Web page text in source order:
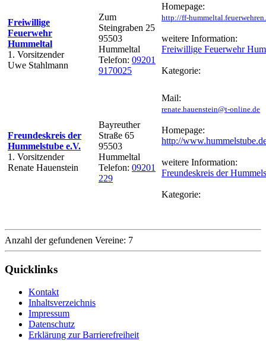
Freiwillige
Feuerwehr
Hummeltal
1. Vorsitzender
Uwe Stahlmann
Zum
Steingraben 25
95503
Hummeltal
Telefon: 09201
9170025
Homepage:
http://ff-
weitere Information:
Freiwillige Feuerwehr
Kategorie:
Freundeskreis der
Hummelstube e.V.
1. Vorsitzender
Renate Hauenstein
Bayreuther
Straße 65
95503
Hummeltal
Telefon: 09201
229
Mail:
renate.hauenstein@t-online.de
Homepage:
http://
weitere Information:
Freundeskreis der
Kategorie:
Anzahl der gefundenen Vereine: 7
Quicklinks
Kontakt
Inhaltsverzeichnis
Impressum
Datenschutz
Erklärung zur Barrierefreiheit